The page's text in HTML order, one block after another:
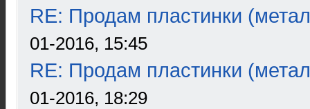
RE: Продам пластинки
01-2016, 15:45
RE: Продам пластинки
01-2016, 18:29